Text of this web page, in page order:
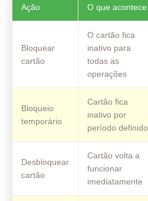
Ação O que acontece
Bloquear
cartão
O cartão fica
inativo para
todas as
operações
Bloqueio
temporário
Cartão fica
inativo por
período definido
Desbloquear
cartão
Cartão volta a
funcionar
imediatamente